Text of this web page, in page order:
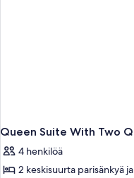
Queen Suite With Two
4 henkilöä
2 keskisuurta parisänkyä